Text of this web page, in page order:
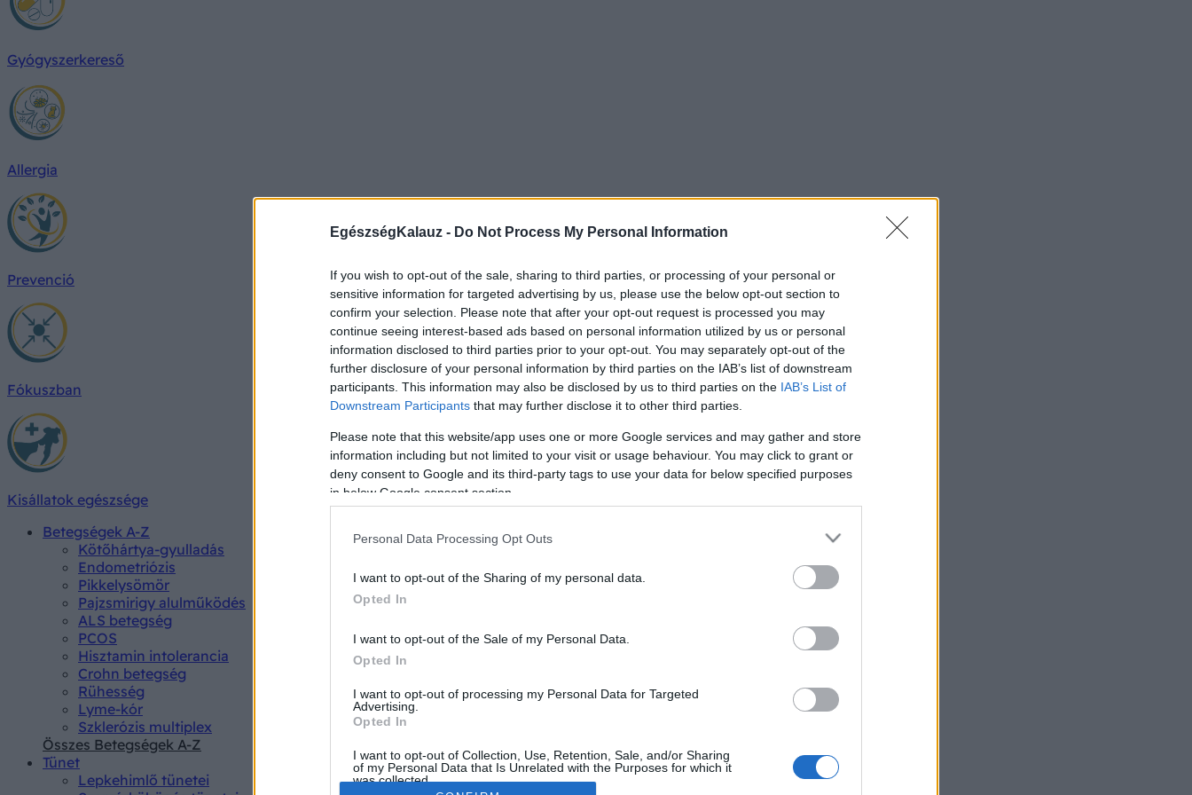
EgészségKalauz - Do Not Process My Personal Information
If you wish to opt-out of the sale, sharing to third parties, or processing of your personal or
sensitive information for targeted advertising by us, please use the below opt-out section to
confirm your selection. Please note that after your opt-out request is processed you may
continue seeing interest-based ads based on personal information utilized by us or personal
information disclosed to third parties prior to your opt-out. You may separately opt-out of the
further disclosure of your personal information by third parties on the IAB’s list of downstream
participants. This information may also be disclosed by us to third parties on the IAB’s List of
Downstream Participants that may further disclose it to other third parties.
Please note that this website/app uses one or more Google services and may gather and store
information including but not limited to your visit or usage behaviour. You may click to grant or
deny consent to Google and its third-party tags to use your data for below specified purposes
in below Google consent section.
Personal Data Processing Opt Outs
I want to opt-out of the Sharing of my personal data.
Opted In
I want to opt-out of the Sale of my Personal Data.
Opted In
I want to opt-out of processing my Personal Data for Targeted
Advertising.
Opted In
I want to opt-out of Collection, Use, Retention, Sale, and/or Sharing
of my Personal Data that Is Unrelated with the Purposes for which it
was collected.
Gyógyszerkereső
Allergia
Prevenció
Fókuszban
Kisállatok egészsége
Betegségek A-Z
Kötőhártya-gyulladás
Endometriózis
Pikkelysömör
Pajzsmirigy alulműködés
ALS betegség
PCOS
Hisztamin intolerancia
Crohn betegség
Rühesség
Lyme-kór
Szklerózis multiplex
Összes Betegségek A-Z
Tünet
Lepkehimlő tünetei